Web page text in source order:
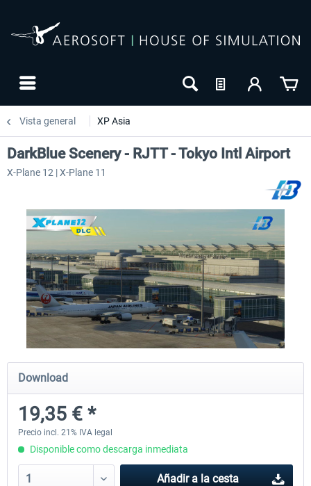
Vista general XP Asia
RJAA Tokyo Narita XP
24,59 € *
Moscow City XP
DarkBlue Scenery - RJTT - Tokyo Intl Airport
X-Plane 12 | X-Plane 11
Download
19,35 € *
Precio incl. 21% IVA legal
Disponible como descarga inmediata
Añadir a la cesta